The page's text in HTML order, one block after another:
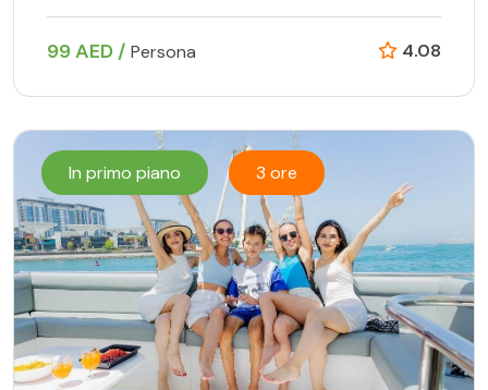
99 AED / Persona 4.08
In primo piano 3 ore